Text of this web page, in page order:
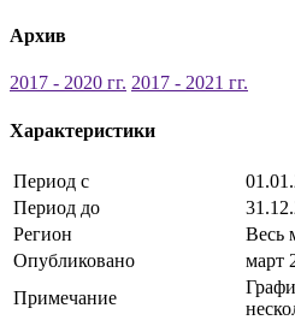
Архив
2017 - 2020 гг. 2017 - 2021 гг.
Характеристики
Период с
Период до
Регион
Весь
Опубликовано
март
Примечание